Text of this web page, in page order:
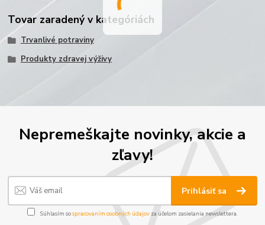
Tovar zaradený v kategóriách
Trvanlivé potraviny
Produkty zdravej výživy
Nepremeškajte novinky, akcie a
zľavy!
Prihlásiť sa
Súhlasím sospracovaním osobných údajov za účelom zasielania newslettera.